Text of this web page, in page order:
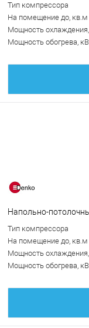
Тип компрессора
На помещение до, кв.м
Мощность
Мощность обогрева,
Напольно-
Тип компрессора
На помещение до, кв.м
Мощность
Мощность обогрева,